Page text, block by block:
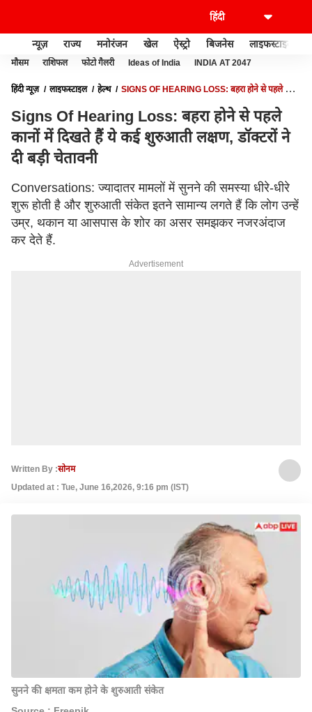
न्यूज़ राज्य मनोरंजन खेल ऐस्ट्रो बिजनेस लाइफस्टाइल
मौसम राशिफल फोटो गैलरी Ideas of India INDIA AT 2047
हिंदी न्यूज़ लाइफस्टाइल हेल्थ
SIGNS OF HEARING LOSS: बहरा होने से पहले कानों
Signs Of Hearing Loss: बहरा होने से पहले
कानों में दिखते हैं ये कई शुरुआती लक्षण, डॉक्टरों ने
दी बड़ी चेतावनी
Conversations: ज्यादातर मामलों में सुनने की समस्या धीरे-धीरे
शुरू होती है और शुरुआती संकेत इतने सामान्य लगते हैं कि लोग उन्हें
उम्र, थकान या आसपास के शोर का असर समझकर नजरअंदाज
कर देते हैं.
Advertisement
Written By :सोनम
Updated at : Tue, June 16,2026, 9:16 pm (IST)
सुनने की क्षमता कम होने के शुरुआती संकेत